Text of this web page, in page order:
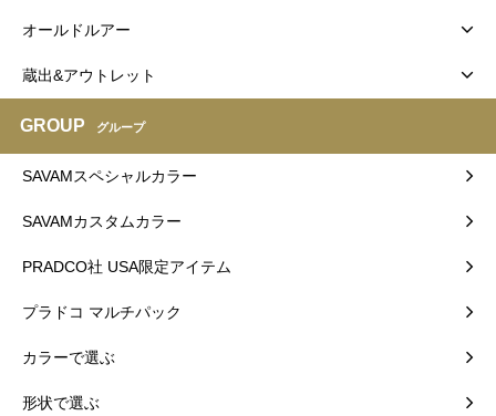
オールドルアー
蔵出&アウトレット
GROUP グループ
SAVAMスペシャルカラー
SAVAMカスタムカラー
PRADCO社 USA限定アイテム
プラドコ マルチパック
カラーで選ぶ
形状で選ぶ